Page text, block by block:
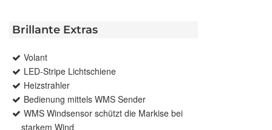
Brillante Extras
Volant
LED-Stripe Lichtschiene
Heizstrahler
Bedienung mittels WMS Sender
WMS Windsensor schützt die Markise bei
starkem Wind